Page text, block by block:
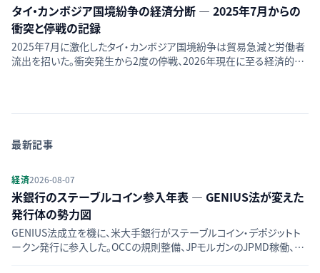
タイ・カンボジア国境紛争の経済分断 — 2025年7月からの
衝突と停戦の記録
2025年7月に激化したタイ・カンボジア国境紛争は貿易急減と労働者
流出を招いた。衝突発生から2度の停戦、2026年現在に至る経済的分
最新記事
経済2026-08-07
米銀行のステーブルコイン参入年表 — GENIUS法が変えた
発行体の勢力図
GENIUS法成立を機に、米大手銀行がステーブルコイン・デポジットト
ークン発行に参入した。OCCの規則整備、JPモルガンのJPMD稼働、銀